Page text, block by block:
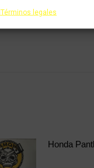
Términos legales
Honda